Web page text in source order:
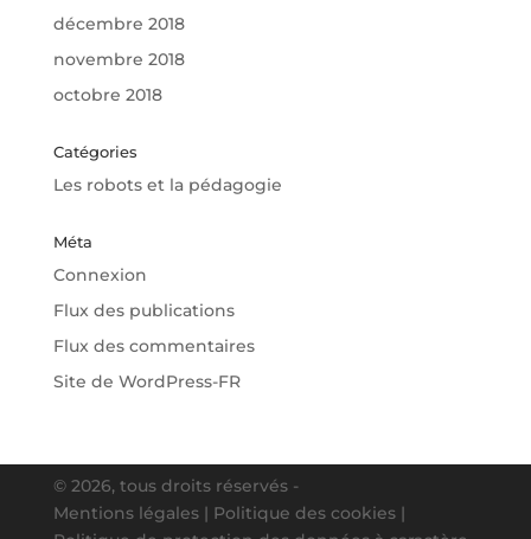
décembre 2018
novembre 2018
octobre 2018
Catégories
Les robots et la pédagogie
Méta
Connexion
Flux des publications
Flux des commentaires
Site de WordPress-FR
© 2026, tous droits réservés -
Mentions légales| Politique des cookies|